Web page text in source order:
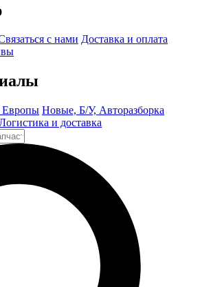
с нами Доставка и оплата
Европы Новые, Б/У, Авторазборка
и доставка